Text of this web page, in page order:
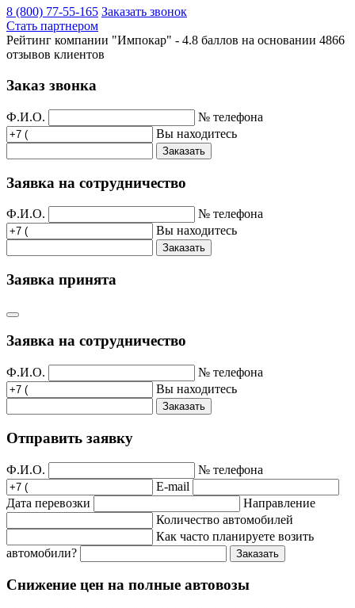
8 (800) 77-55-165 Заказать звонок
Стать партнером
Рейтинг компании "Импокар" - 4.8 баллов на основании 4866
отзывов клиентов
Заказ звонка
Ф.И.О.
№ телефона
Вы находитесь
Заказать
Заявка на сотрудничество
Ф.И.О.
№ телефона
Вы находитесь
Заказать
Заявка принята
Заявка на сотрудничество
Ф.И.О.
№ телефона
Вы находитесь
Заказать
Отправить заявку
Ф.И.О.
№ телефона
E-mail
Дата перевозки
Направление
Количество автомобилей
Как часто планируете возить
автомобили?
Заказать
Снижение цен на полные автовозы